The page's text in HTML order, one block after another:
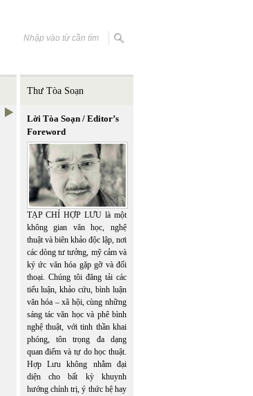
Thư Tòa Soạn
Lời Tòa Soạn / Editor’s
Foreword
TẠP CHÍ HỢP LƯU là một
không gian văn học, nghệ
thuật và biên khảo độc lập, nơi
các dòng tư tưởng, mỹ cảm và
ký ức văn hóa gặp gỡ và đối
thoại. Chúng tôi đăng tải các
tiểu luận, khảo cứu, bình luận
văn hóa – xã hội, cùng những
sáng tác văn học và phê bình
nghệ thuật, với tinh thần khai
phóng, tôn trọng đa dạng
quan điểm và tự do học thuật.
Hợp Lưu không nhằm đại
diện cho bất kỳ khuynh
hướng chính trị, ý thức hệ hay